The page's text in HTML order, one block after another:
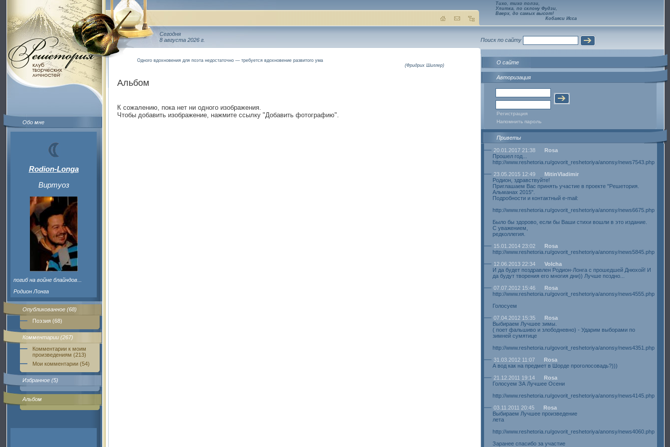
Обо мне
Rodion-Longa
Виртуоз
погиб на войне блайндов...
Родион Лонга
Опубликованное (68)
Поэзия (68)
Комментарии (267)
Комментарии к моим
произведениям (213)
Мои комментарии (54)
Избранное (5)
Альбом
Сегодня
8 августа 2026 г.
Одного вдохновения для поэта недостаточно — требуется вдохновение развитого ума
(Фридрих Шиллер)
Альбом
К сожалению, пока нет ни одного изображения.
Чтобы добавить изображение, нажмите ссылку "Добавить фотографию".
Тихо, тихо ползи,
Улитка, по склону Фудзи,
Вверх, до самых высот!
Кобаяси Исса
Поиск по сайту
О сайте
Авторизация
Регистрация
Напомнить пароль
Приветы
20.01.2017 21:38
Rosa
Прошел год...
http://www.reshetoria.ru/govorit_reshetoriya/anonsy/news7543.php
23.05.2015 12:49
MitinVladimir
Родион, здравствуйте!
Приглашаем Вас принять участие в проекте "Решетория.
Альманах 2015".
Подробности и контактный e-mail:
http://www.reshetoria.ru/govorit_reshetoriya/anonsy/news6675.php
Было бы здорово, если бы Ваши стихи вошли в это издание.
С уважением,
редколлегия.
15.01.2014 23:02
Rosa
http://www.reshetoria.ru/govorit_reshetoriya/anonsy/news5845.php
12.06.2013 22:34
Volcha
И да будет поздравлен Родион-Лонга с прошедшей Днюхой! И
да будут творения его многия дни)) Лучше поздно...
07.07.2012 15:46
Rosa
http://www.reshetoria.ru/govorit_reshetoriya/anonsy/news4555.php
Голосуем
07.04.2012 15:35
Rosa
Выбираем Лучшее зимы.
( поет фальшиво и злободневно) - Ударим выборами по
зимней сумятице
http://www.reshetoria.ru/govorit_reshetoriya/anonsy/news4351.php
31.03.2012 11:07
Rosa
А вод как на предмет в Шорде проголосовадь?)))
21.12.2011 19:14
Rosa
Голосуем ЗА Лучшее Осени
http://www.reshetoria.ru/govorit_reshetoriya/anonsy/news4145.php
03.11.2011 20:45
Rosa
Выбираем Лучшее произведение
лета
http://www.reshetoria.ru/govorit_reshetoriya/anonsy/news4060.php
Заранее спасибо за участие